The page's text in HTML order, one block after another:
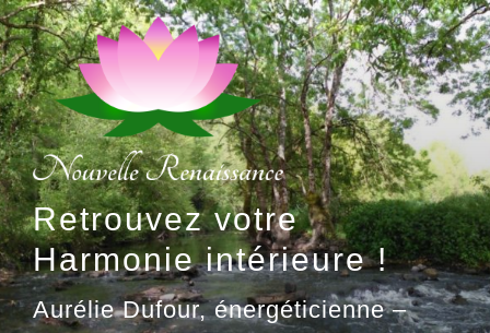
Aller
au
contenu
principal
Retrouvez votre
Harmonie intérieure !
Aurélie Dufour, énergéticienne –